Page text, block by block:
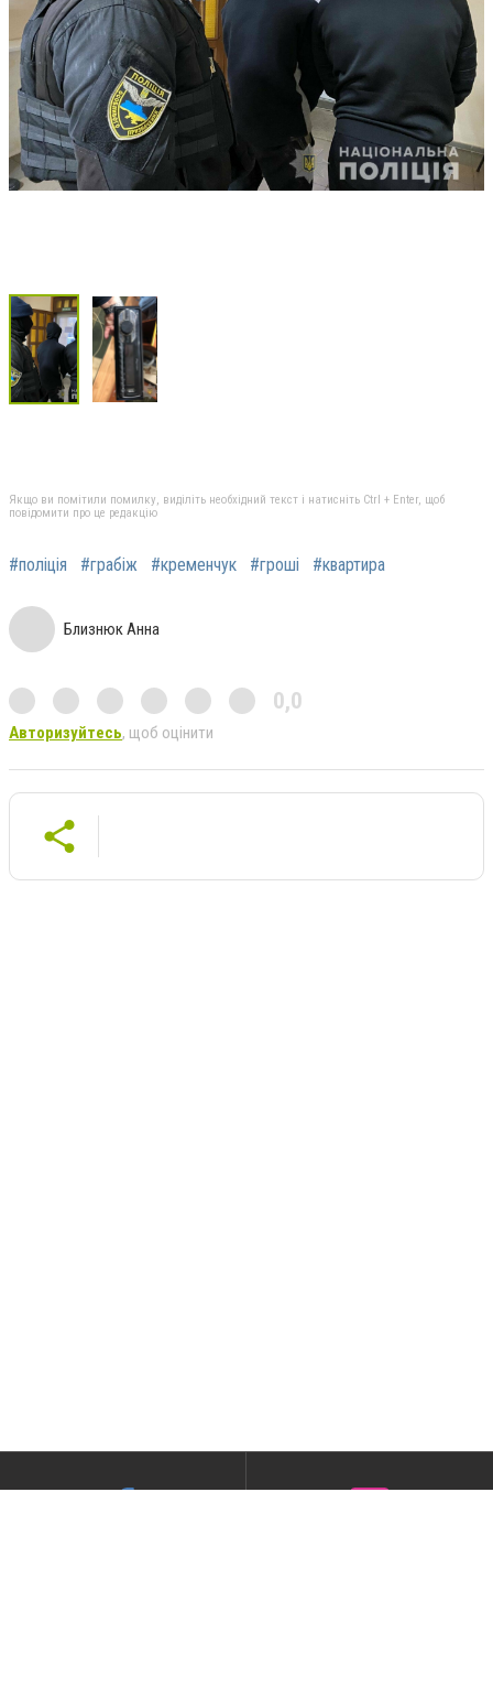
Якщо ви помітили помилку, виділіть необхідний текст і натисніть Ctrl + Enter, щоб
повідомити про це редакцію
#поліція #грабіж #кременчук #гроші #квартира
Близнюк Анна
0,0
Авторизуйтесь, щоб оцінити